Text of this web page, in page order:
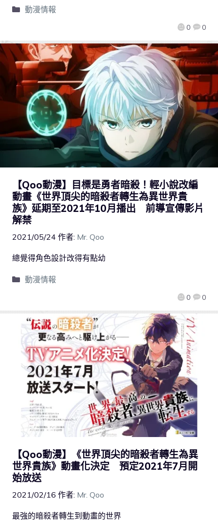
0 0
動漫情報
【Qoo動漫】目標是勇者暗殺！輕小說改編
動畫《世界頂尖的暗殺者轉生為異世界貴
族》延期至2021年10月播出 前導宣傳影片
解禁
2021/05/24 作者: Mr. Qoo
0 0
總覺得角色設計改得有點幼
動漫情報
【Qoo動漫】《世界頂尖的暗殺者轉生為異
世界貴族》動畫化決定 預定2021年7月開
始放送
2021/02/16 作者: Mr. Qoo
最強的暗殺者轉生到動畫的世界